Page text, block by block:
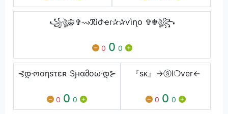
꧁ঔৣ☬✞⇝ℜìժҽɾ✰✰ѵìղօ ✞☬ঔৣ꧂
0 0 0
⊰დ·ოοηsτɛʀ Sԩɑმoω·დ⊱
0 0 0
『sᴋ』→ⓢl❍ver←
0 0 0